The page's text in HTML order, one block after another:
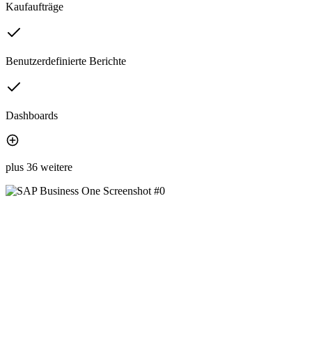
Kaufaufträge
Benutzerdefinierte Berichte
Dashboards
plus 36 weitere